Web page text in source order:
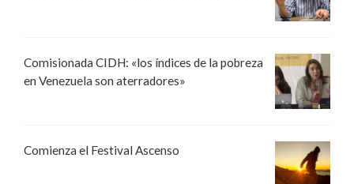
Comisionada CIDH: «los índices de la pobreza
en Venezuela son aterradores»
Comienza el Festival Ascenso